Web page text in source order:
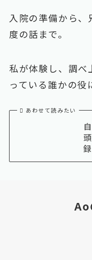
入院の準備から、
度の話まで。
私が体験し、調べ
っている誰かの役
あわせて読みたい